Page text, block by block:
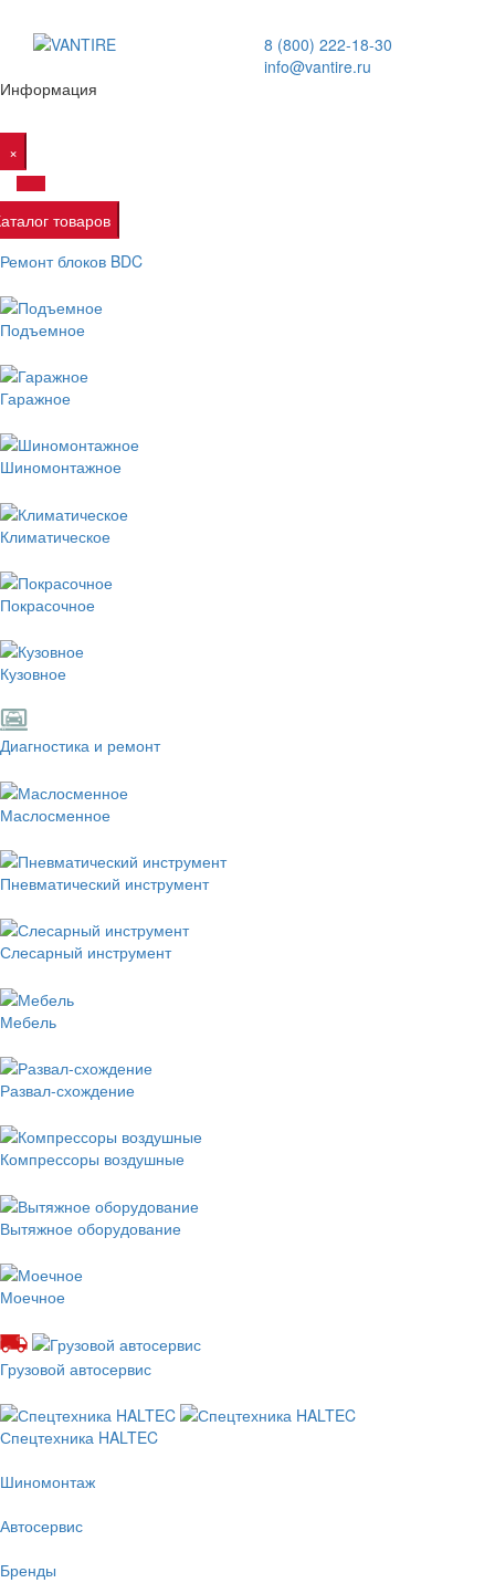
8 (800) 222-18-30
info@vantire.ru
Информация
×
товаров
Ремонт блоков BDC
Подъемное
Гаражное
Шиномонтажное
Климатическое
Покрасочное
Кузовное
Диагностика и ремонт
Маслосменное
Пневматический инструмент
Слесарный инструмент
Мебель
Развал-схождение
Компрессоры воздушные
Вытяжное оборудование
Моечное
Грузовой автосервис
Спецтехника HALTEC
Шиномонтаж
Автосервис
Бренды